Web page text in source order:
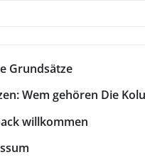
Grundsätze
Wem gehören Die
willkommen